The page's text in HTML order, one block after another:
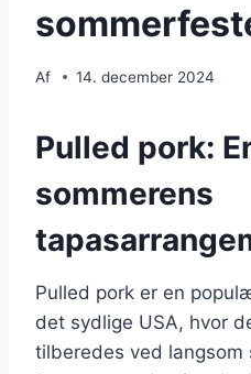
Af 14. december 2024
Pulled pork:
sommerens
Pulled pork er en
det sydlige USA, hvor
tilberedes ved langsom